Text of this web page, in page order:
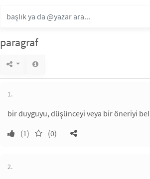
paragraf
1.
bir duyguyu, düşünceyi veya bir öneriyi
(1)
(0)
2.